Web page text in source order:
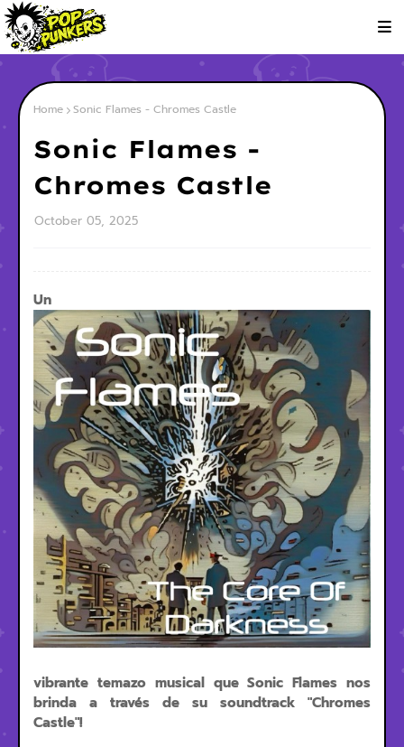
Home Sonic Flames - Chromes Castle
Sonic Flames -
Chromes Castle
October 05, 2025
Un
vibrante temazo musical que Sonic Flames nos
brinda a través de su soundtrack "Chromes
Castle"!